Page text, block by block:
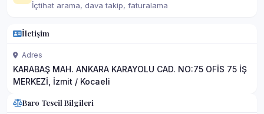
İçtihat arama, dava takip, faturalama
İletişim
Adres
KARABAŞ MAH. ANKARA KARAYOLU CAD. NO:75 OFİS 75 İŞ
MERKEZİ, İzmit / Kocaeli
Baro Tescil Bilgileri